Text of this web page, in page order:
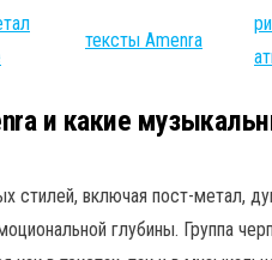
тексты Amenra
и какие
стилей, включая пост-метал,
глубины. Группа